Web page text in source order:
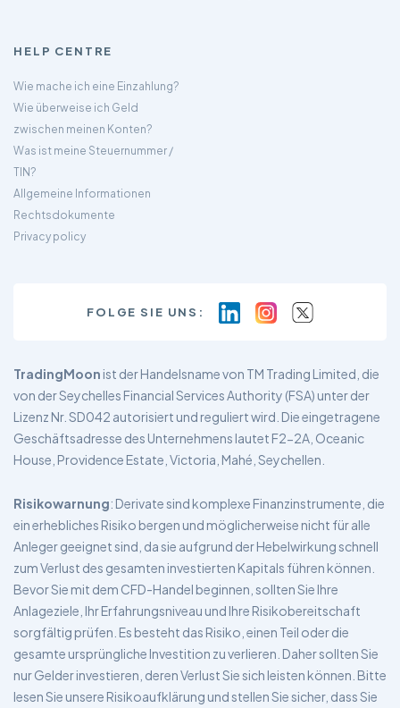
HELP CENTRE
Wie mache ich eine Einzahlung?
Wie überweise ich Geld
zwischen meinen Konten?
Was ist meine Steuernummer /
TIN?
Allgemeine Informationen
Rechtsdokumente
Privacy policy
FOLGE SIE UNS:
TradingMoon ist der Handelsname von TM Trading Limited, die
von der Seychelles Financial Services Authority (FSA) unter der
Lizenz Nr. SD042 autorisiert und reguliert wird. Die eingetragene
Geschäftsadresse des Unternehmens lautet F2-2A, Oceanic
House, Providence Estate, Victoria, Mahé, Seychellen.
Risikowarnung: Derivate sind komplexe Finanzinstrumente, die
ein erhebliches Risiko bergen und möglicherweise nicht für alle
Anleger geeignet sind, da sie aufgrund der Hebelwirkung schnell
zum Verlust des gesamten investierten Kapitals führen können.
Bevor Sie mit dem CFD-Handel beginnen, sollten Sie Ihre
Anlageziele, Ihr Erfahrungsniveau und Ihre Risikobereitschaft
sorgfältig prüfen. Es besteht das Risiko, einen Teil oder die
gesamte ursprüngliche Investition zu verlieren. Daher sollten Sie
nur Gelder investieren, deren Verlust Sie sich leisten können. Bitte
lesen Sie unsere Risikoaufklärung und stellen Sie sicher, dass Sie